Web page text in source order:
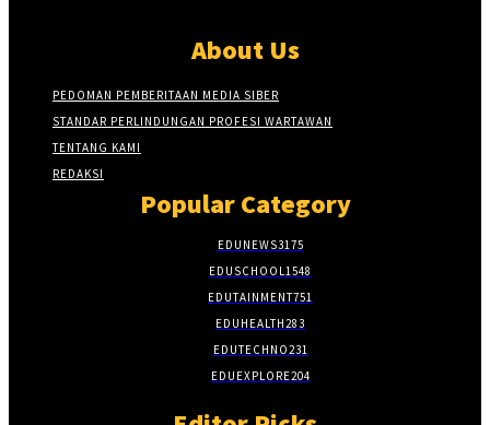
About Us
PEDOMAN PEMBERITAAN MEDIA SIBER
STANDAR PERLINDUNGAN PROFESI WARTAWAN
TENTANG KAMI
REDAKSI
Popular Category
EDUNEWS3175
EDUSCHOOL1548
EDUTAINMENT751
EDUHEALTH283
EDUTECHNO231
EDUEXPLORE204